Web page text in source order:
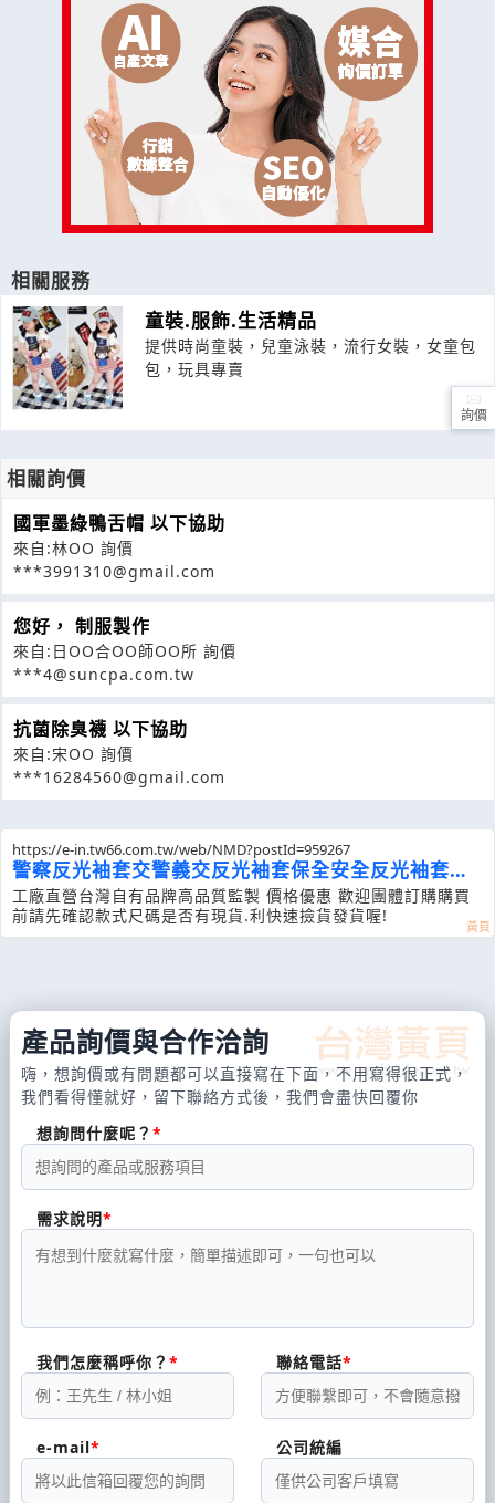
相關服務
童裝.服飾.生活精品
提供時尚童裝，兒童泳裝，流行女裝，女童包
包，玩具專賣
相關詢價
國軍墨綠鴨舌帽 以下協助
來自:林OO 詢價
***3991310@gmail.com
您好， 制服製作
來自:日OO合OO師OO所 詢價
***4@suncpa.com.tw
抗菌除臭襪 以下協助
來自:宋OO 詢價
***16284560@gmail.com
https://e-in.tw66.com.tw/web/NMD?postId=959267
警察反光袖套交警義交反光袖套保全安全反光袖套交
通指
工廠直營台灣自有品牌高品質監製 價格優惠 歡迎團體訂購 購買
前請先確認款式尺碼是否有現貨.利快速撿貨發貨喔!
產品詢價與合作洽詢
嗨，想詢價或有問題都可以直接寫在下面，不用寫得很正式，
我們看得懂就好，留下聯絡方式後，我們會盡快回覆你
想詢問什麼呢？
需求說明
我們怎麼稱呼你？ 聯絡電話
e-mail 公司統編
詢價